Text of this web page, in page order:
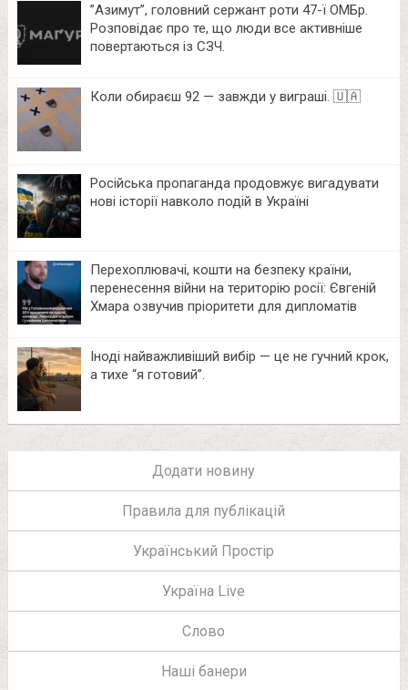
⁨”Азимут”, головний сержант роти 47-ї ОМБр.
Розповідає про те, що люди все активніше
повертаються із СЗЧ.
Коли обираєш 92 — завжди у виграші. 🇺🇦
Російська пропаганда продовжує вигадувати
нові історії навколо подій в Україні
Перехоплювачі, кошти на безпеку країни,
перенесення війни на територію росії: Євгеній
Хмара озвучив пріоритети для дипломатів
Іноді найважливіший вибір — це не гучний крок,
а тихе “я готовий”.
Додати новину
Правила для публікацій
Український Простір
Україна Live
Слово
Наші банери